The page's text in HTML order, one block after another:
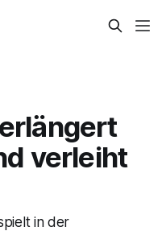
verleiht
in der